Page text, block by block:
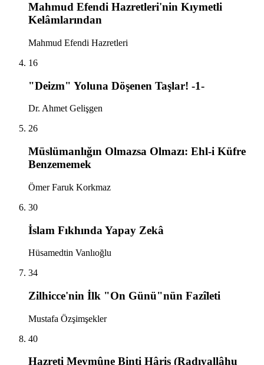
Mahmud Efendi Hazretleri'nin Kıymetli
Kelâmlarından
Mahmud Efendi Hazretleri
16
"Deizm" Yoluna Döşenen Taşlar! -1-
Dr. Ahmet Gelişgen
26
Müslümanlığın Olmazsa Olmazı: Ehl-i Küfre
Benzememek
Ömer Faruk Korkmaz
30
İslam Fıkhında Yapay Zekâ
Hüsamedtin Vanlıoğlu
34
Zilhicce'nin İlk "On Günü"nün Fazîleti
Mustafa Özşimşekler
40
Hazreti Meymûne Binti Hâris (Radıyallâhu